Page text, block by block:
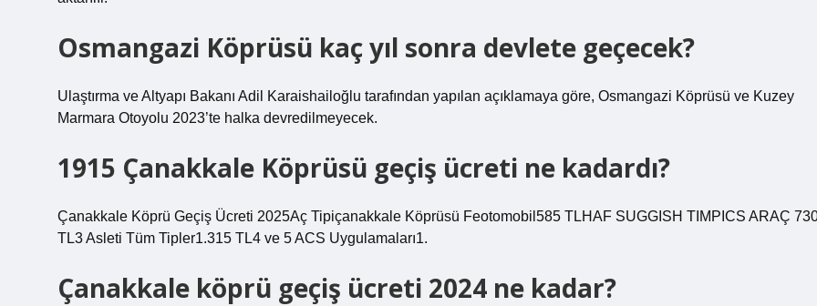
Osmangazi Köprüsü kaç yıl sonra devlete geçecek?
Ulaştırma ve Altyapı Bakanı Adil Karaishailoğlu tarafından yapılan açıklamaya göre, Osmangazi Köprüsü ve Kuzey
Marmara Otoyolu 2023’te halka devredilmeyecek.
1915 Çanakkale Köprüsü geçiş ücreti ne kadardı?
Çanakkale Köprü Geçiş Ücreti 2025Aç Tipiçanakkale Köprüsü Feotomobil585 TLHAF SUGGISH TIMPICS ARAÇ
TL3 Asleti Tüm Tipler1.315 TL4 ve 5 ACS Uygulamaları1.
Çanakkale köprü geçiş ücreti 2024 ne kadar?